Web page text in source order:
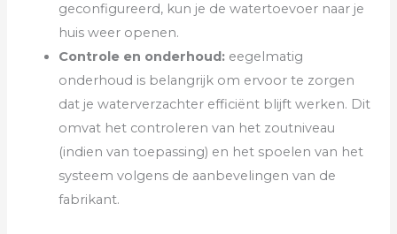
geconfigureerd, kun je de watertoevoer naar je
huis weer openen.
Controle en onderhoud: eegelmatig
onderhoud is belangrijk om ervoor te zorgen
dat je waterverzachter efficiënt blijft werken. Dit
omvat het controleren van het zoutniveau
(indien van toepassing) en het spoelen van het
systeem volgens de aanbevelingen van de
fabrikant.